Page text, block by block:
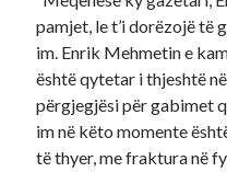
pamjet, le t’i dorëzojë të
im. Enrik Mehmetin e
është qytetar i thjeshtë
përgjegjësi për gabimet
im në këto momente
të thyer, me fraktura në